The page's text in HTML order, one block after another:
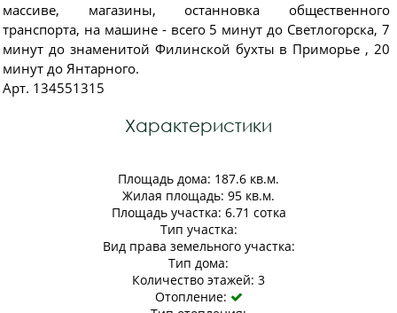
массиве, магазины, останновка общественного
транспорта, на машине - всего 5 минут до Светлогорска, 7
минут до знаменитой Филинской бухты в Приморье , 20
минут до Янтарного.
Арт. 134551315
Характеристики
Площадь дома: 187.6 кв.м.
Жилая площадь: 95 кв.м.
Площадь участка: 6.71 сотка
Тип участка:
Вид права земельного участка:
Тип дома:
Количество этажей: 3
Отопление: 